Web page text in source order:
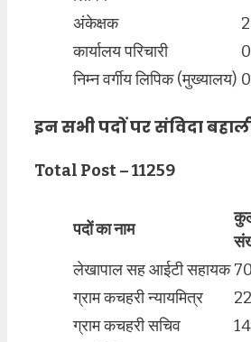
अंकेक्षक
कार्यालय परिचारी
निम्न वर्गीय लिपिक (मुख्यालय)
इन सभी पदों पर संविदा
Total Post – 11259
पदों का नाम
लेखापाल सह आईटी सहायक
ग्राम कचहरी न्यायमित्र
ग्राम कचहरी सचिव